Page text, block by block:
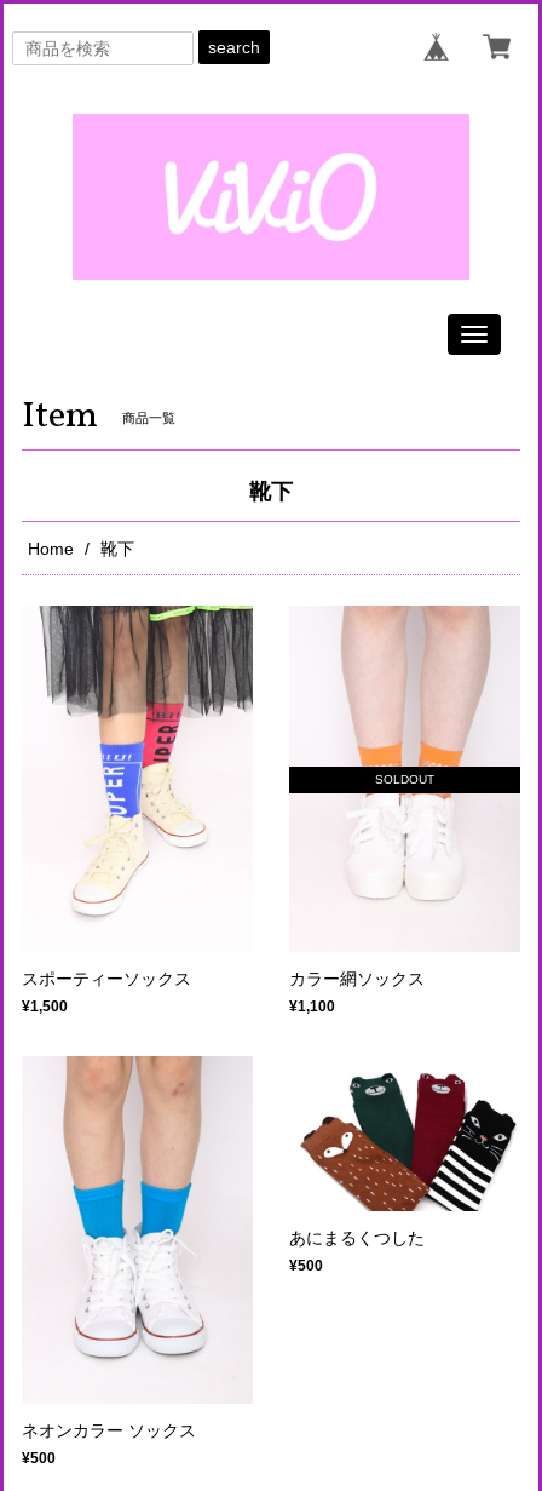
search
Toggle
Item 商品一覧
靴下
Home 靴下
スポーティーソックス
¥1,500
SOLDOUT
カラー網ソックス
¥1,100
ネオンカラー ソックス
¥500
あにまるくつした
¥500